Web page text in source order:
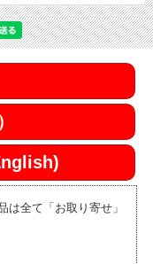
は全て「お取り寄せ」